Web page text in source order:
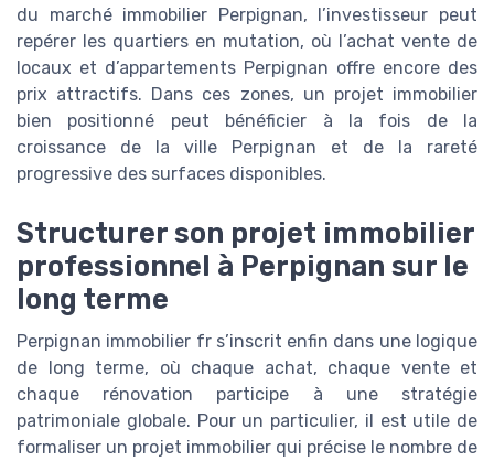
du marché immobilier Perpignan, l’investisseur peut
repérer les quartiers en mutation, où l’achat vente de
locaux et d’appartements Perpignan offre encore des
prix attractifs. Dans ces zones, un projet immobilier
bien positionné peut bénéficier à la fois de la
croissance de la ville Perpignan et de la rareté
progressive des surfaces disponibles.
Structurer son projet immobilier
professionnel à Perpignan sur le
long terme
Perpignan immobilier fr s’inscrit enfin dans une logique
de long terme, où chaque achat, chaque vente et
chaque rénovation participe à une stratégie
patrimoniale globale. Pour un particulier, il est utile de
formaliser un projet immobilier qui précise le nombre de